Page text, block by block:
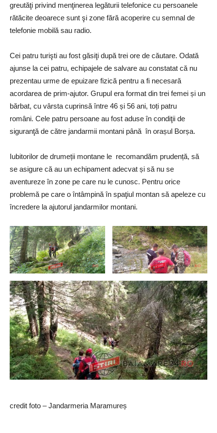
greutăţi privind menţinerea legăturii telefonice cu persoanele
rătăcite deoarece sunt şi zone fără acoperire cu semnal de
telefonie mobilă sau radio.
Cei patru turişti au fost găsiţi după trei ore de căutare. Odată
ajunse la cei patru, echipajele de salvare au constatat că nu
prezentau urme de epuizare fizică pentru a fi necesară
acordarea de prim-ajutor. Grupul era format din trei femei și un
bărbat, cu vârsta cuprinsă între 46 și 56 ani, toți patru
români. Cele patru persoane au fost aduse în condiţii de
siguranţă de către jandarmii montani până în orașul Borșa.
Iubitorilor de drumeții montane le recomandăm prudență, să
se asigure că au un echipament adecvat și să nu se
aventureze în zone pe care nu le cunosc. Pentru orice
problemă pe care o întâmpină în spaţiul montan să apeleze cu
încredere la ajutorul jandarmilor montani.
credit foto – Jandarmeria Maramureș